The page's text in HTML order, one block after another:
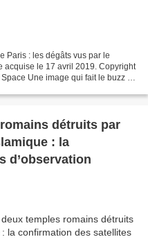
Paris : les dégâts vus par le
acquise le 17 avril 2019. Copyright
Une image qui fait le buzz et
détruits par
: la
d’observation